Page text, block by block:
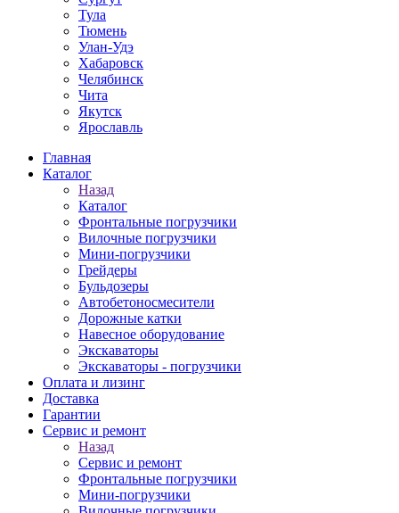
Тула
Тюмень
Улан-Удэ
Хабаровск
Челябинск
Чита
Якутск
Ярославль
Главная
Каталог
Назад
Каталог
Фронтальные погрузчики
Вилочные погрузчики
Мини-погрузчики
Грейдеры
Бульдозеры
Автобетоносмесители
Дорожные катки
Навесное оборудование
Экскаваторы
Экскаваторы - погрузчики
Оплата и лизинг
Доставка
Гарантии
Сервис и ремонт
Назад
Сервис и ремонт
Фронтальные погрузчики
Мини-погрузчики